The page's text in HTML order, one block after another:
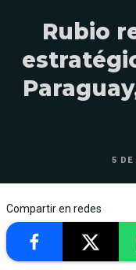
Rubio
5 DE
Compartir en redes